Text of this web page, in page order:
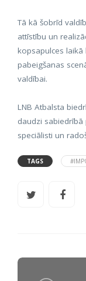
Tā kā šobrīd
attīstību un
kopsapulces
pabeigšanas
valdībai.
LNB Atbalsta
daudzi
speciālisti un
TAGS